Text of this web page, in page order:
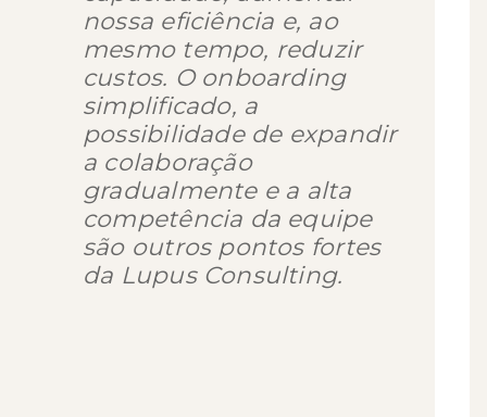
nossa eficiência e, ao
mesmo tempo, reduzir
custos. O onboarding
simplificado, a
possibilidade de expandir
a colaboração
gradualmente e a alta
competência da equipe
são outros pontos fortes
da Lupus Consulting.